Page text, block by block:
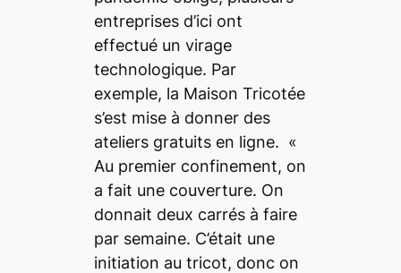
entreprises d’ici ont
effectué un virage
technologique. Par
exemple, la Maison Tricotée
s’est mise à donner des
ateliers gratuits en ligne. «
Au premier confinement, on
a fait une couverture. On
donnait deux carrés à faire
par semaine. C’était une
initiation au tricot, donc on